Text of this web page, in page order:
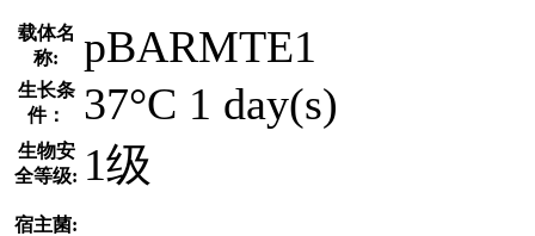
载体名
称:
pBARMTE1
生长条
件：
37°C 1 day(s)
生物安
全等级: 1级
宿主菌: